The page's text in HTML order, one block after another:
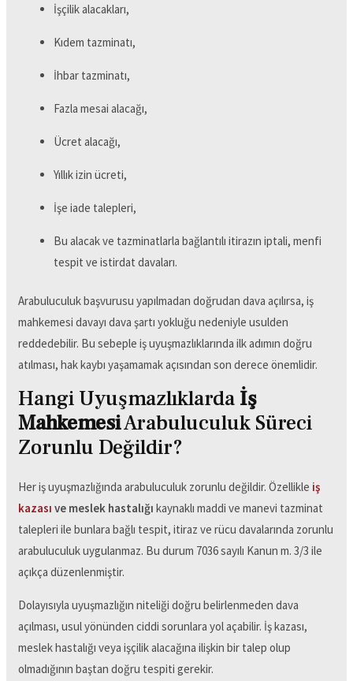
İşçilik alacakları,
Kıdem tazminatı,
İhbar tazminatı,
Fazla mesai alacağı,
Ücret alacağı,
Yıllık izin ücreti,
İşe iade talepleri,
Bu alacak ve tazminatlarla bağlantılı itirazın iptali, menfi
tespit ve istirdat davaları.
Arabuluculuk başvurusu yapılmadan doğrudan dava açılırsa, iş
mahkemesi davayı dava şartı yokluğu nedeniyle usulden
reddedebilir. Bu sebeple iş uyuşmazlıklarında ilk adımın doğru
atılması, hak kaybı yaşamamak açısından son derece önemlidir.
Hangi Uyuşmazlıklarda İş
MahkemesiArabuluculuk Süreci
Zorunlu Değildir?
Her iş uyuşmazlığında arabuluculuk zorunlu değildir. Özellikle iş
kazası ve meslek hastalığı kaynaklı maddi ve manevi tazminat
talepleri ile bunlara bağlı tespit, itiraz ve rücu davalarında zorunlu
arabuluculuk uygulanmaz. Bu durum 7036 sayılı Kanun m. 3/3 ile
açıkça düzenlenmiştir.
Dolayısıyla uyuşmazlığın niteliği doğru belirlenmeden dava
açılması, usul yönünden ciddi sorunlara yol açabilir. İş kazası,
meslek hastalığı veya işçilik alacağına ilişkin bir talep olup
olmadığının baştan doğru tespiti gerekir.